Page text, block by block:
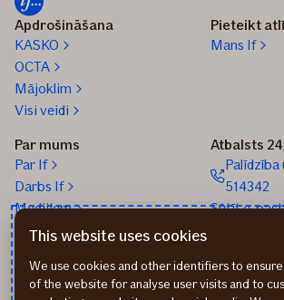
Apdrošināšana
KASKO
OCTA
Mājoklim
Visi veidi
Pieteikt
Mans If
Par mums
Par If
Darbs If
Medijiem
Blogs
Atbalsts
Palīdzība
514342
Sūtīt e-
izplatītāji
This website uses cookies
We use cookies and other identifiers to
of the website for analyse user visits and to